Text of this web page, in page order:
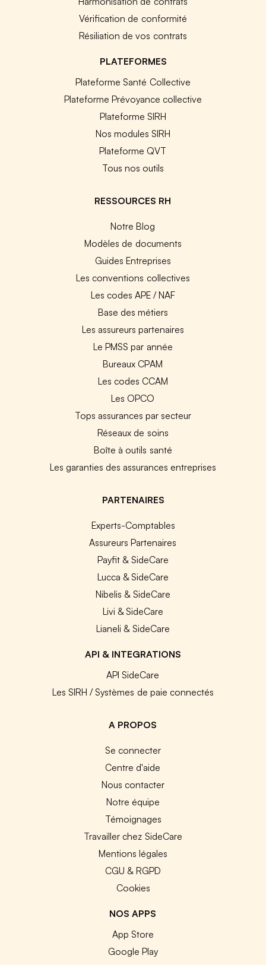
Vérification de conformité
Résiliation de vos contrats
PLATEFORMES
Plateforme Santé Collective
Plateforme Prévoyance collective
Plateforme SIRH
Nos modules SIRH
Plateforme QVT
Tous nos outils
RESSOURCES RH
Notre Blog
Modèles de documents
Guides Entreprises
Les conventions collectives
Les codes APE / NAF
Base des métiers
Les assureurs partenaires
Le PMSS par année
Bureaux CPAM
Les codes CCAM
Les OPCO
Tops assurances par secteur
Réseaux de soins
Boîte à outils santé
Les garanties des assurances entreprises
PARTENAIRES
Experts-Comptables
Assureurs Partenaires
Payfit & SideCare
Lucca & SideCare
Nibelis & SideCare
Livi & SideCare
Lianeli & SideCare
API & INTEGRATIONS
API SideCare
Les SIRH / Systèmes de paie connectés
A PROPOS
Se connecter
Centre d'aide
Nous contacter
Notre équipe
Témoignages
Travailler chez SideCare
Mentions légales
CGU & RGPD
Cookies
NOS APPS
App Store
Google Play